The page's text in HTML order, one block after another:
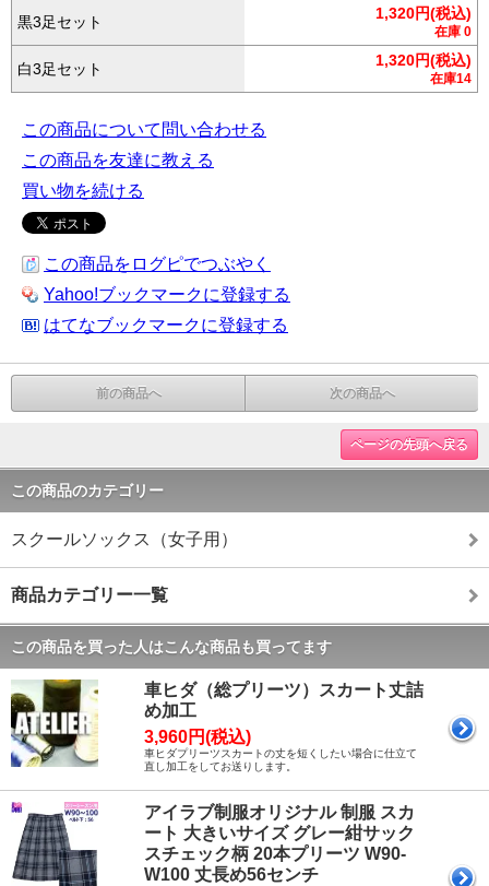
黒3足セット 1,320円(税込)
在庫 0
白3足セット 1,320円(税込)
在庫14
この商品について問い合わせる
この商品を友達に教える
買い物を続ける
この商品をログピでつぶやく
Yahoo!ブックマークに登録する
はてなブックマークに登録する
前の商品へ 次の商品へ
ページの先頭へ戻る
この商品のカテゴリー
スクールソックス（女子用）
商品カテゴリー一覧
この商品を買った人はこんな商品も買ってます
車ヒダ（総プリーツ）スカート丈詰
め加工
3,960円(税込)
車ヒダプリーツスカートの丈を短くしたい場合に仕立て
直し加工をしてお送りします。
アイラブ制服オリジナル 制服 スカ
ート 大きいサイズ グレー紺サック
スチェック柄 20本プリーツ W90-
W100 丈長め56センチ